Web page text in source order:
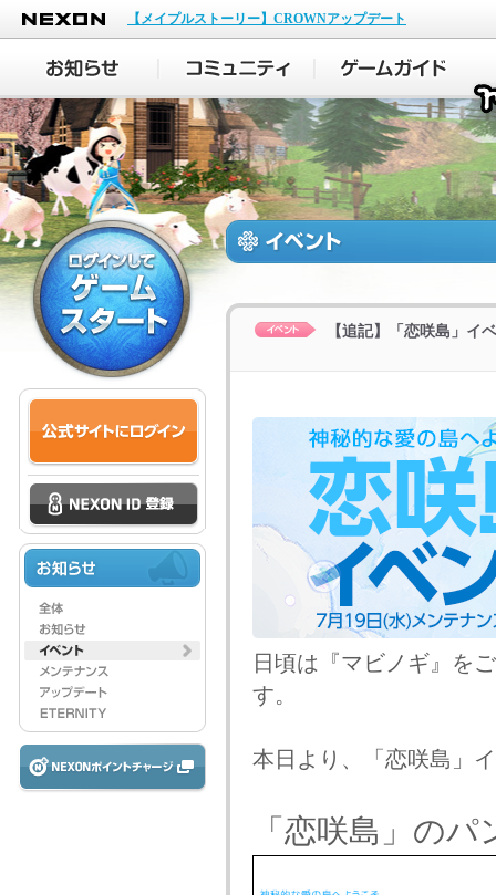
NEXON
【メイプルストーリー】CROWNアップデート
【追記】「恋咲島」イ
日頃は『マビノギ』を
す。
本日より、「恋咲島」
「恋咲島」の